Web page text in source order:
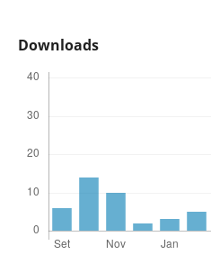
Downloads